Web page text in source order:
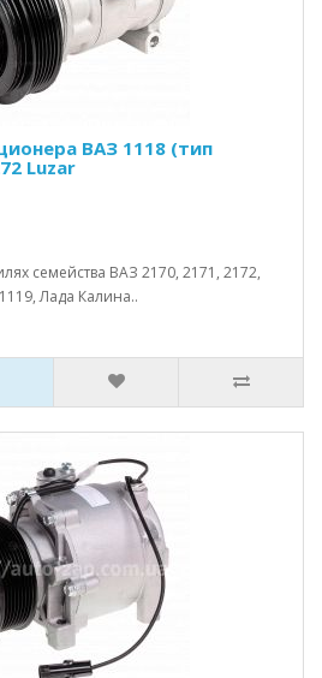
ВАЗ 1118 (тип
Luzar
семейства ВАЗ 2170, 2171, 2172,
Лада Калина..